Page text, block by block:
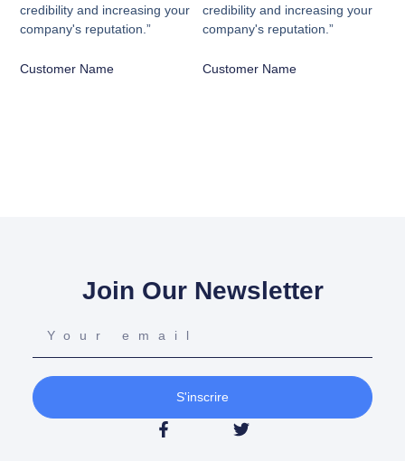
credibility and increasing your
company's reputation.”
Customer Name
credibility and increasing your
company's reputation.”
Customer Name
Join Our Newsletter
S'inscrire